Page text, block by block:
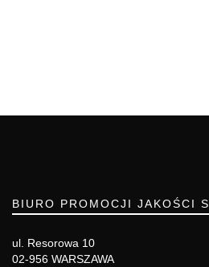
BIURO PROMOCJI JAKOŚCI
ul. Resorowa 10
02-956 WARSZAWA